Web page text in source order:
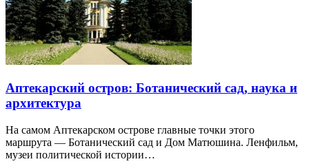
Аптекарский остров: Ботанический сад, наука и
архитектура
На самом Аптекарском острове главные точки этого
маршрута — Ботанический сад и Дом Матюшина. Ленфильм,
музеи политической истории…